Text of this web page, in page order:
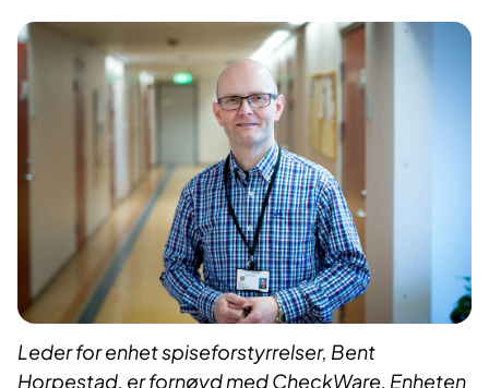
Leder for enhet spiseforstyrrelser, Bent
Horpestad, er fornøyd med CheckWare. Enheten